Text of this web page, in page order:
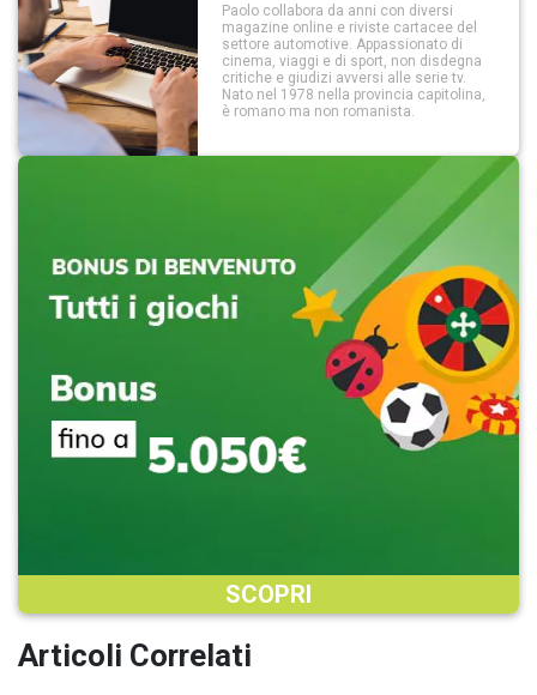
Paolo collabora da anni con diversi
magazine online e riviste cartacee del
settore automotive. Appassionato di
cinema, viaggi e di sport, non disdegna
critiche e giudizi avversi alle serie tv.
Nato nel 1978 nella provincia capitolina,
è romano ma non romanista.
SCOPRI
Articoli Correlati